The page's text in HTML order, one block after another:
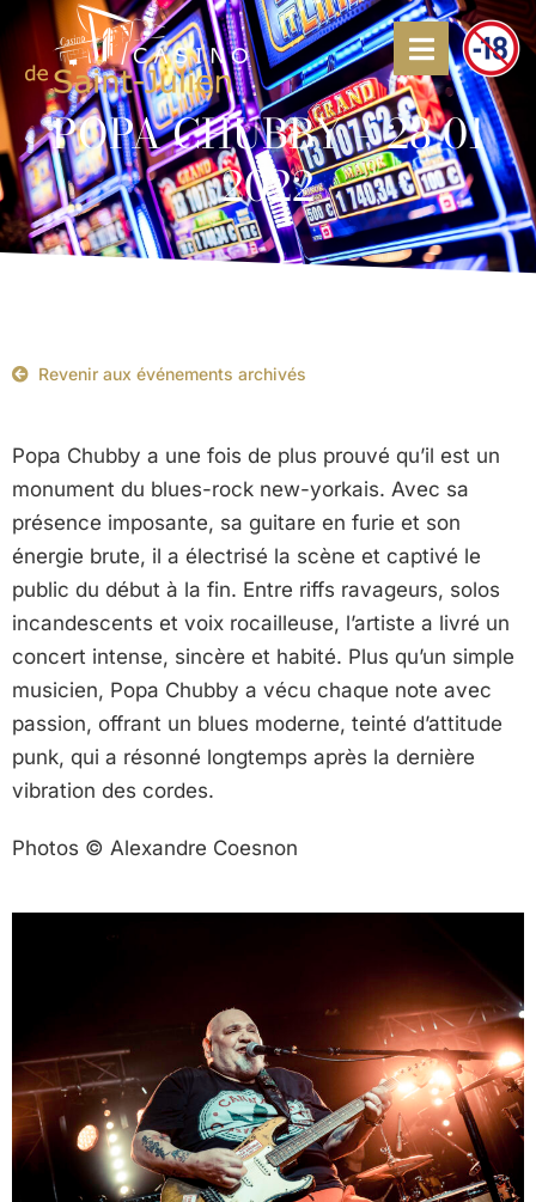
POPA CHUBBY – 28 01
2022
Revenir aux événements archivés
Popa Chubby a une fois de plus prouvé qu’il est un
monument du blues-rock new-yorkais. Avec sa
présence imposante, sa guitare en furie et son
énergie brute, il a électrisé la scène et captivé le
public du début à la fin. Entre riffs ravageurs, solos
incandescents et voix rocailleuse, l’artiste a livré un
concert intense, sincère et habité. Plus qu’un simple
musicien, Popa Chubby a vécu chaque note avec
passion, offrant un blues moderne, teinté d’attitude
punk, qui a résonné longtemps après la dernière
vibration des cordes.
Photos © Alexandre Coesnon